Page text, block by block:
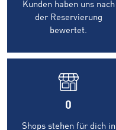
Kunden haben uns nach
der Reservierung
bewertet.
0
Shops stehen für dich in